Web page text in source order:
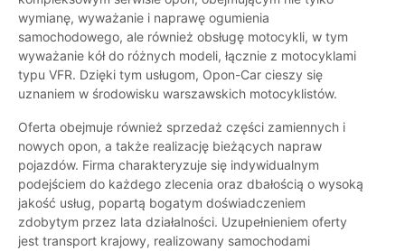
wymianę, wyważanie i naprawę ogumienia
samochodowego, ale również obsługę motocykli, w tym
wyważanie kół do różnych modeli, łącznie z motocyklami
typu VFR. Dzięki tym usługom, Opon-Car cieszy się
uznaniem w środowisku warszawskich motocyklistów.
Oferta obejmuje również sprzedaż części zamiennych i
nowych opon, a także realizację bieżących napraw
pojazdów. Firma charakteryzuje się indywidualnym
podejściem do każdego zlecenia oraz dbałością o wysoką
jakość usług, popartą bogatym doświadczeniem
zdobytym przez lata działalności. Uzupełnieniem oferty
jest transport krajowy, realizowany samochodami